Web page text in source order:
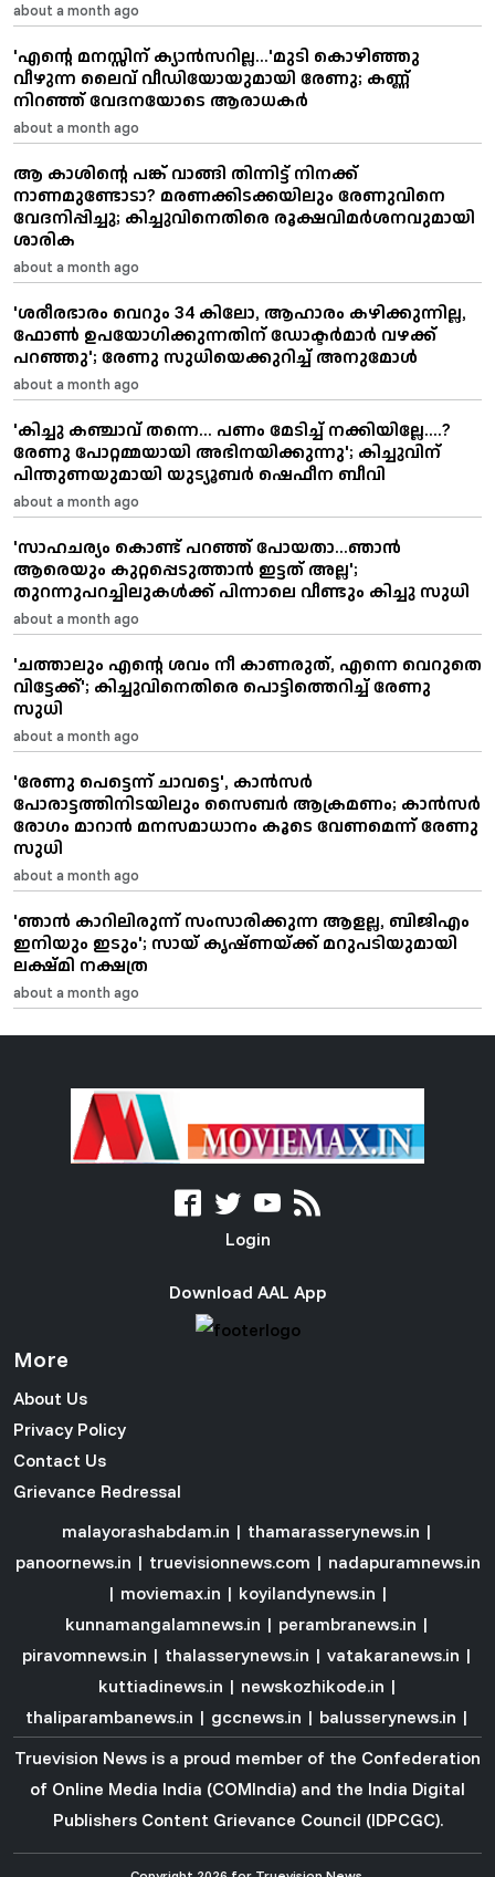
about a month ago
'എന്റെ മനസ്സിന് ക്യാൻസറില്ല...'മുടി കൊഴിഞ്ഞു
വീഴുന്ന ലൈവ് വീഡിയോയുമായി രേണു; കണ്ണ്
നിറഞ്ഞ് വേദനയോടെ ആരാധകർ
about a month ago
ആ കാശിന്റെ പങ്ക് വാങ്ങി തിന്നിട്ട് നിനക്ക്
നാണമുണ്ടോടാ? മരണക്കിടക്കയിലും രേണുവിനെ
വേദനിപ്പിച്ചു; കിച്ചുവിനെതിരെ രൂക്ഷവിമർശനവുമായി
ശാരിക
about a month ago
'ശരീരഭാരം വെറും 34 കിലോ, ആഹാരം കഴിക്കുന്നില്ല,
ഫോണ്‍ ഉപയോഗിക്കുന്നതിന് ഡോക്ടര്‍മാര്‍ വഴക്ക്
പറഞ്ഞു'; രേണു സുധിയെക്കുറിച്ച് അനുമോള്‍
about a month ago
'കിച്ചു കഞ്ചാവ് തന്നെ... പണം മേടിച്ച് നക്കിയില്ലേ....?
രേണു പോറ്റമ്മയായി അഭിനയിക്കുന്നു'; കിച്ചുവിന്
പിന്തുണയുമായി യുട്യൂബർ ഷെഫീന ബീവി
about a month ago
'സാഹചര്യം കൊണ്ട് പറഞ്ഞ് പോയതാ...ഞാൻ
ആരെയും കുറ്റപ്പെടുത്താൻ ഇട്ടത് അല്ല';
തുറന്നുപറച്ചിലുകൾക്ക് പിന്നാലെ വീണ്ടും കിച്ചു സുധി
about a month ago
'ചത്താലും എന്റെ ശവം നീ കാണരുത്, എന്നെ വെറുതെ
വിട്ടേക്ക്'; കിച്ചുവിനെതിരെ പൊട്ടിത്തെറിച്ച് രേണു
സുധി
about a month ago
'രേണു പെട്ടെന്ന് ചാവട്ടെ', കാൻസർ
പോരാട്ടത്തിനിടയിലും സൈബർ ആക്രമണം; കാന്‍സര്‍
രോഗം മാറാന്‍ മനസമാധാനം കൂടെ വേണമെന്ന് രേണു
സുധി
about a month ago
'ഞാൻ കാറിലിരുന്ന് സംസാരിക്കുന്ന ആളല്ല, ബിജിഎം
ഇനിയും ഇടും'; സായ് കൃഷ്ണയ്ക്ക് മറുപടിയുമായി
ലക്ഷ്മി നക്ഷത്ര
about a month ago
Login
Download AAL App
More
About Us
Privacy Policy
Contact Us
Grievance Redressal
malayorashabdam.in | thamarasserynews.in |
panoornews.in | truevisionnews.com | nadapuramnews.in
| moviemax.in | koyilandynews.in |
kunnamangalamnews.in | perambranews.in |
piravomnews.in | thalasserynews.in | vatakaranews.in |
kuttiadinews.in | newskozhikode.in |
thaliparambanews.in | gccnews.in | balusserynews.in |
Truevision News is a proud member of the Confederation
of Online Media India (COMIndia) and the India Digital
Publishers Content Grievance Council (IDPCGC).